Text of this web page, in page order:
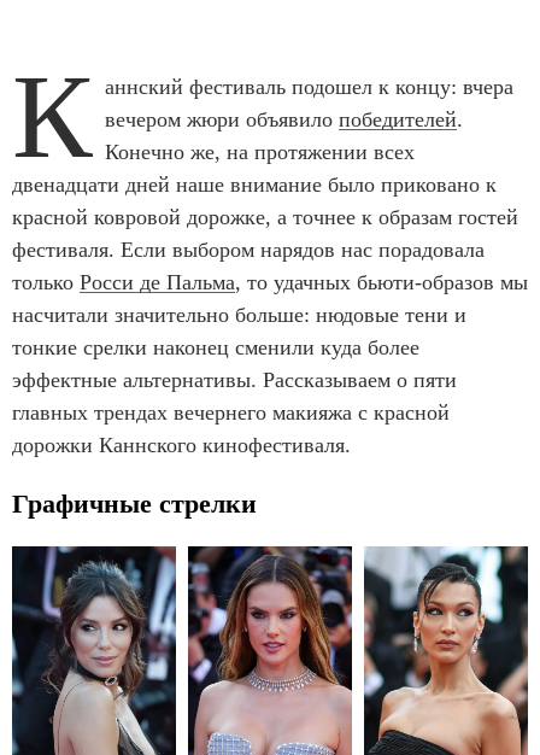
К аннский фестиваль подошел к концу: вчера
вечером жюри объявило победителей.
Конечно же, на протяжении всех
двенадцати дней наше внимание было приковано к
красной ковровой дорожке, а точнее к образам гостей
фестиваля. Если выбором нарядов нас порадовала
только Росси де Пальма, то удачных бьюти-образов мы
насчитали значительно больше: нюдовые тени и
тонкие срелки наконец сменили куда более
эффектные альтернативы. Рассказываем о пяти
главных трендах вечернего макияжа с красной
дорожки Каннского кинофестиваля.
Графичные стрелки